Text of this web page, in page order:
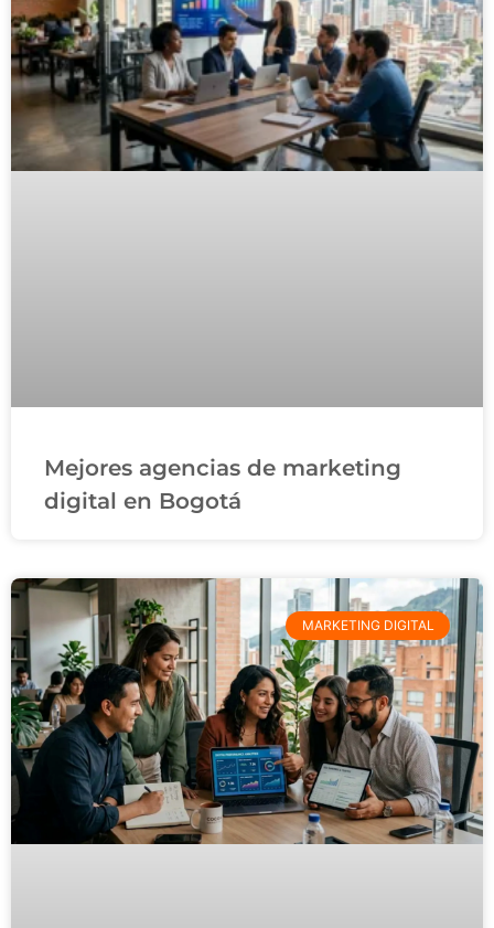
Mejores agencias de marketing
digital en Bogotá
MARKETING DIGITAL